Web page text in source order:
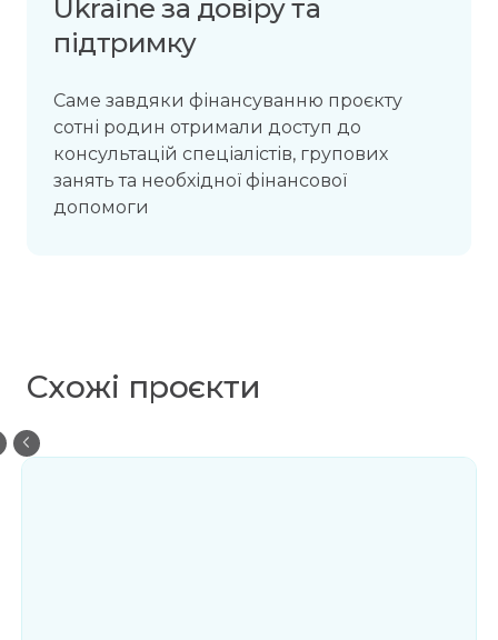
Ukraine за довіру та
підтримку
Саме завдяки фінансуванню проєкту
сотні родин отримали доступ до
консультацій спеціалістів, групових
занять та необхідної фінансової
допомоги
Схожі проєкти